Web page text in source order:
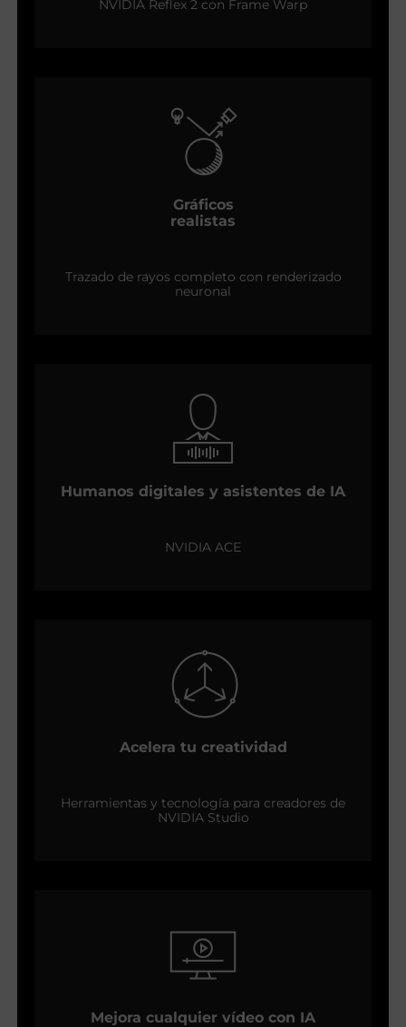
NVIDIA Reflex 2 con Frame Warp
Gráficos
realistas
Trazado de rayos completo con renderizado
neuronal
Humanos digitales y asistentes de IA
NVIDIA ACE
Acelera tu creatividad
Herramientas y tecnología para creadores de
NVIDIA Studio
Mejora cualquier vídeo con IA